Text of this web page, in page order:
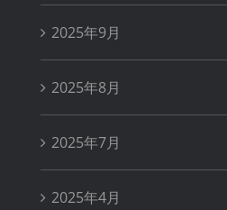
2025年9月
2025年8月
2025年7月
2025年4月